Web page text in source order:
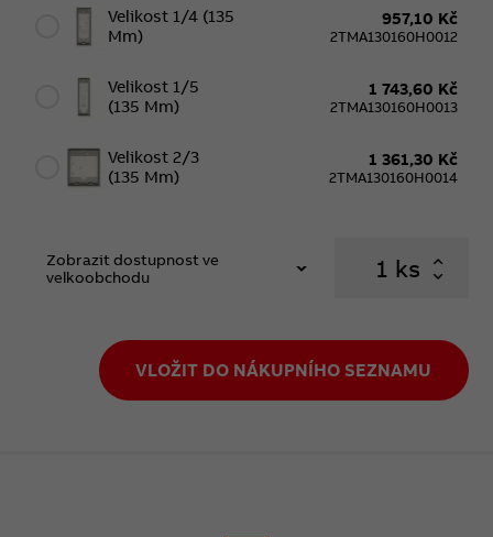
Velikost 1/4 (135
Mm)
957,10 Kč
2TMA130160H0012
Velikost 1/5
(135 Mm)
1 743,60 Kč
2TMA130160H0013
Velikost 2/3
(135 Mm)
1 361,30 Kč
2TMA130160H0014
Zobrazit dostupnost ve
velkoobchodu
ks
VLOŽIT DO NÁKUPNÍHO SEZNAMU